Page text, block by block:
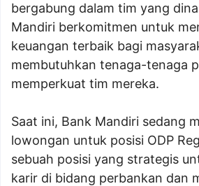
bergabung dalam tim yang
Mandiri berkomitmen untuk
keuangan terbaik bagi
membutuhkan tenaga-tenaga
memperkuat tim mereka.
Saat ini, Bank Mandiri sedang
lowongan untuk posisi ODP
sebuah posisi yang strategis
karir di bidang perbankan dan